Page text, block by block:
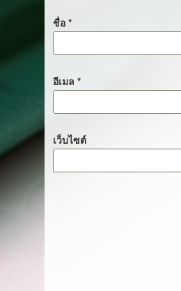
ชื่อ *
อีเมล *
เว็บไซต์